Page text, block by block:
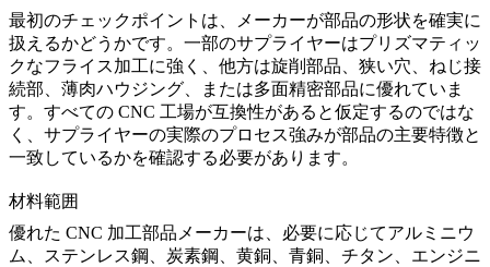
最初のチェックポイントは、メーカーが部品の形状を確実に
扱えるかどうかです。一部のサプライヤーはプリズマティッ
クなフライス加工に強く、他方は旋削部品、狭い穴、ねじ接
続部、薄肉ハウジング、または多面精密部品に優れていま
す。すべての CNC 工場が互換性があると仮定するのではな
く、サプライヤーの実際のプロセス強みが部品の主要特徴と
一致しているかを確認する必要があります。
材料範囲
優れた CNC 加工部品メーカーは、必要に応じてアルミニウ
ム、ステンレス鋼、炭素鋼、黄銅、青銅、チタン、エンジニ